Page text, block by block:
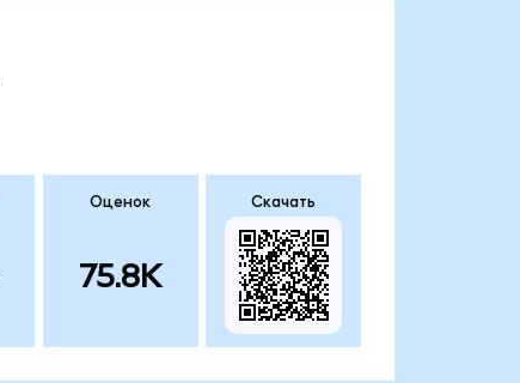
Оценок
75.8K
Скачать